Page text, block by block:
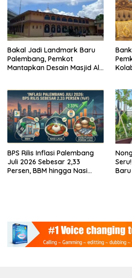
Bakal Jadi Landmark Baru
Palembang, Pemkot
Mantapkan Desain Masjid Al
BPS Rilis Inflasi Palembang
Juli 2026 Sebesar 2,33
Persen, BBM hingga Nasi
Baru